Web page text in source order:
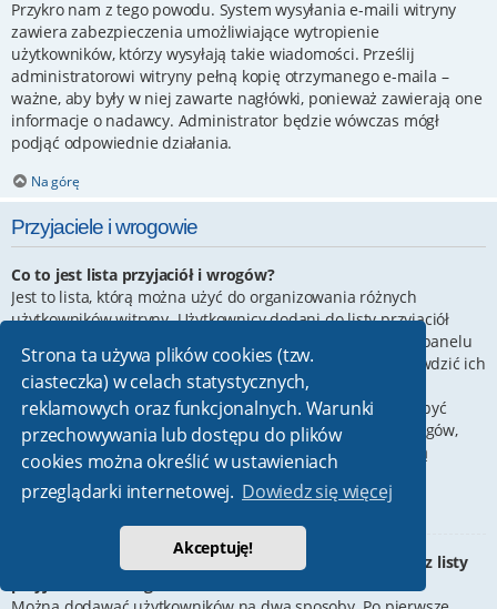
Strona ta używa plików cookies (tzw.
ciasteczka) w celach statystycznych,
reklamowych oraz funkcjonalnych. Warunki
przechowywania lub dostępu do plików
cookies można określić w ustawieniach
przeglądarki internetowej. Dowiedz się więcej
Akceptuję!
Przykro nam z tego powodu. System wysyłania e-maili witryny
zawiera zabezpieczenia umożliwiające wytropienie
użytkowników, którzy wysyłają takie wiadomości. Prześlij
administratorowi witryny pełną kopię otrzymanego e-maila –
ważne, aby były w niej zawarte nagłówki, ponieważ zawierają one
informacje o nadawcy. Administrator będzie wówczas mógł
podjąć odpowiednie działania.
Na górę
Przyjaciele i wrogowie
Co to jest lista przyjaciół i wrogów?
Jest to lista, którą można użyć do organizowania różnych
użytkowników witryny. Użytkownicy dodani do listy przyjaciół
znajdującej się w panelu
zarządzania kontem. Z tego poziomu można szybko sprawdzić ich
status, a także wysłać prywatną wiadomość. Zależnie od
używanego stylu witryny, posty tych użytkowników mogą być
wyróżniane. Jeśli użytkownik zostanie dodany do listy wrogów,
wszystkie posty przez niego napisane domyślnie nie będą
wyświetlane.
W jaki sposób można dodawać/usuwać użytkowników z listy